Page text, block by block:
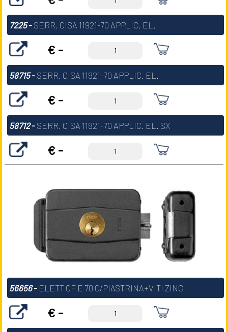
7225- SERR. CISA 11921-70 APPLIC. EL.
€ -
58715- SERR. CISA 11921-70 APPLIC. EL.
€ -
58712- SERR. CISA 11921-70 APPLIC. EL. SX
€ -
56656- ELETT CF E 70 C/PIASTRINA+VITI ZINC
€ -